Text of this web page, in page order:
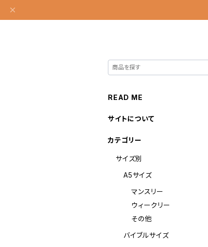
READ ME
サイトについて
カテゴリー
サイズ別
A5サイズ
マンスリー
ウィークリー
その他
バイブルサイズ